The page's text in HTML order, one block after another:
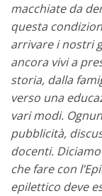
macchiate da
questa
arrivare i nostri
ancora vivi a
storia, dalla
verso una
vari modi.
pubblicità,
docenti.
che fare con
epilettico deve